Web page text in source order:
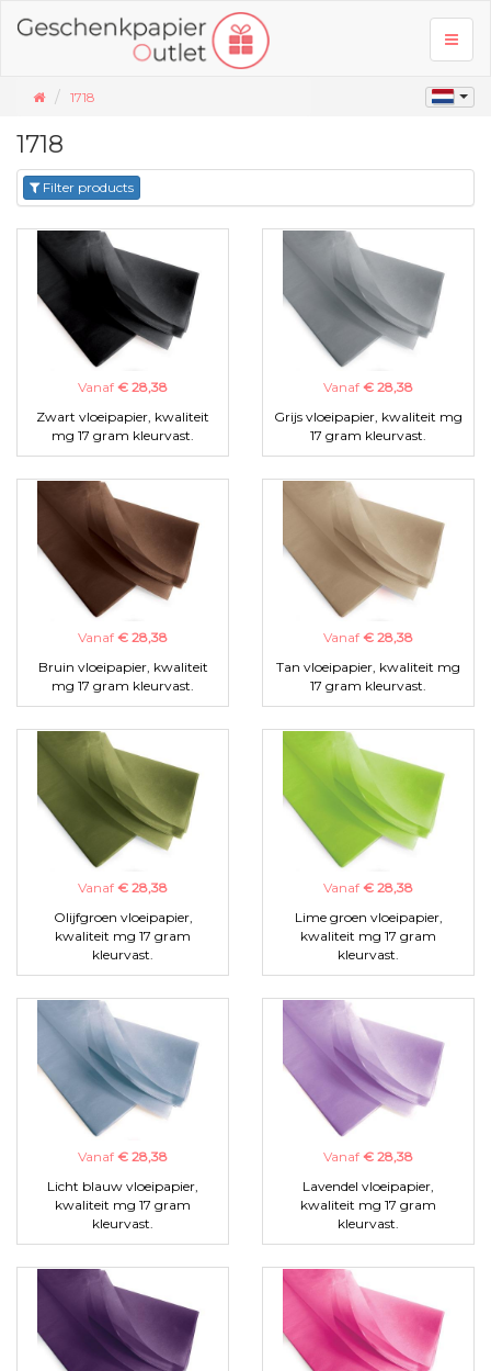
1718
1718
Filter products
Vanaf € 28,38
Zwart vloeipapier, kwaliteit
mg 17 gram kleurvast.
Vanaf € 28,38
Grijs vloeipapier, kwaliteit mg
17 gram kleurvast.
Vanaf € 28,38
Bruin vloeipapier, kwaliteit
mg 17 gram kleurvast.
Vanaf € 28,38
Tan vloeipapier, kwaliteit mg
17 gram kleurvast.
Vanaf € 28,38
Olijfgroen vloeipapier,
kwaliteit mg 17 gram
kleurvast.
Vanaf € 28,38
Lime groen vloeipapier,
kwaliteit mg 17 gram
kleurvast.
Vanaf € 28,38
Licht blauw vloeipapier,
kwaliteit mg 17 gram
kleurvast.
Vanaf € 28,38
Lavendel vloeipapier,
kwaliteit mg 17 gram
kleurvast.